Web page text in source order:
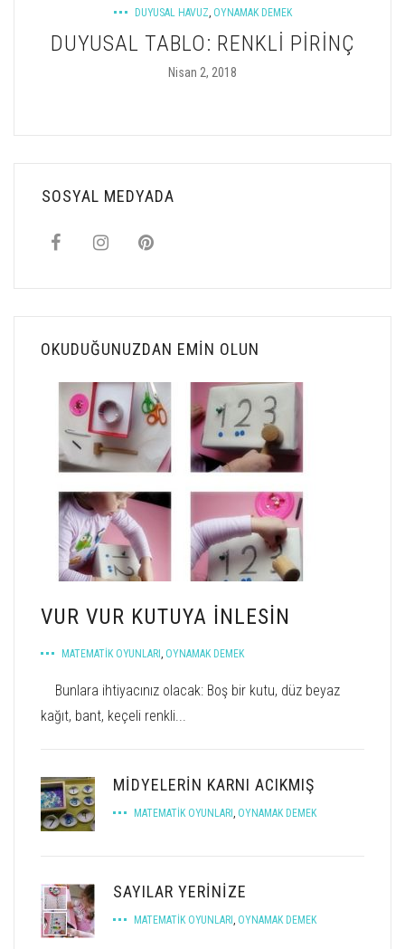
DUYUSAL HAVUZ OYNAMAK DEMEK
DUYUSAL TABLO: RENKLI PIRINÇ
Nisan 2, 2018
SOSYAL MEDYADA
OKUDUĞUNUZDAN EMIN OLUN
VUR VUR KUTUYA INLESIN
MATEMATIK OYUNLARI OYNAMAK DEMEK
Bunlara ihtiyacınız olacak: Boş bir kutu, düz beyaz
kağıt, bant, keçeli renkli...
MİDYELERİN KARNI ACIKMIŞ
MATEMATIK OYUNLARI OYNAMAK DEMEK
SAYILAR YERINIZE
MATEMATIK OYUNLARI OYNAMAK DEMEK